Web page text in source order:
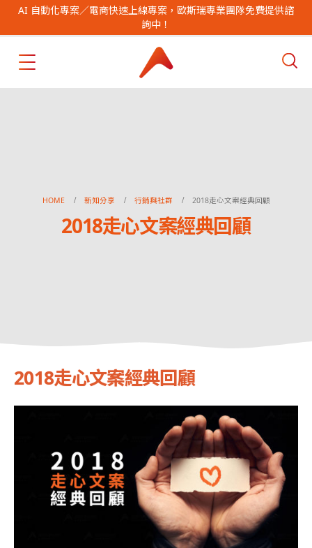
AI 自動化專案／電商快速上線專案，歐斯瑞專業團隊免費提供諮
詢中！
HOME 新知分享 行銷與社群 2018走心文案經典回顧
2018走心文案經典回顧
2018走心文案經典回顧